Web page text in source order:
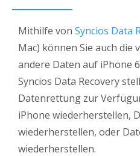
Mithilfe von Syncios Data
Mac) können Sie auch die
andere Daten auf iPhone
Syncios Data Recovery
Datenrettung zur
iPhone wiederherstellen,
wiederherstellen, oder
wiederherstellen.